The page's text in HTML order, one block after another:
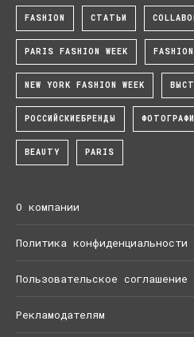
FASHION СТАТЬИ
PARIS FASHION WEEK
NEW YORK FASHION WEEK
РОССИЙСКИЕБРЕНДЫ
BEAUTY PARIS
О компании
Политика конфиденциальности
Пользовательское соглашение
Рекламодателям